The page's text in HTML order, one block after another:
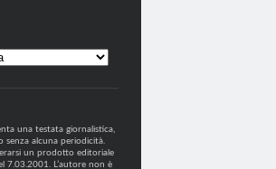
una testata giornalistica,
senza alcuna periodicità.
un prodotto editoriale
7.03.2001. L’autore non è